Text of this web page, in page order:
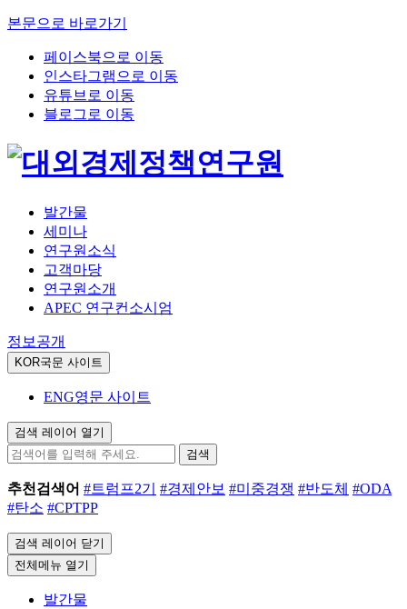
본문으로 바로가기
페이스북으로 이동
인스타그램으로 이동
유튜브로 이동
블로그로 이동
발간물
세미나
연구원소식
고객마당
연구원소개
APEC 연구컨소시엄
정보공개
KOR국문 사이트
ENG영문 사이트
검색 레이어 열기
검색
추천검색어 #트럼프2기 #경제안보 #미중경쟁 #반도체 #ODA
#탄소 #CPTPP
검색 레이어 닫기
전체메뉴 열기
발간물